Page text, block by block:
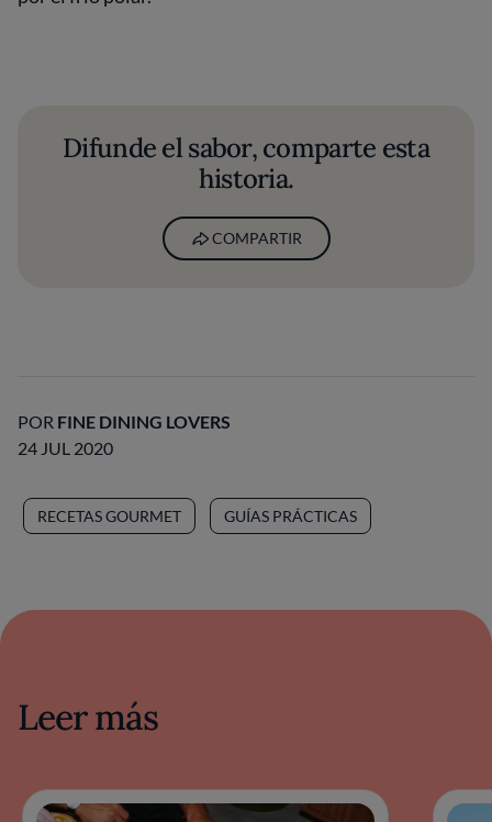
Difunde el sabor, comparte esta
historia.
COMPARTIR
POR FINE DINING LOVERS
24 JUL 2020
RECETAS GOURMET GUÍAS PRÁCTICAS
Leer más